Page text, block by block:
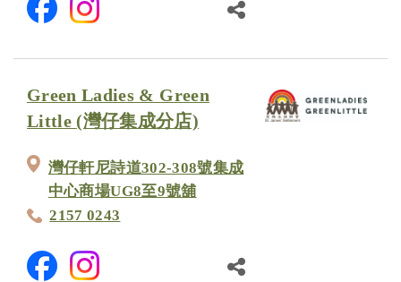
Green Ladies & Green
Little (灣仔集成分店)
灣仔軒尼詩道302-308號集成
中心商場UG8至9號舖
2157 0243